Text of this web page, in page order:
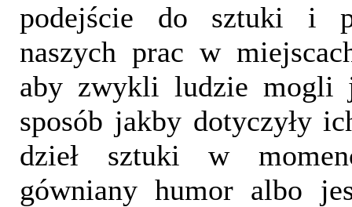
podejście do sztuki i
naszych prac w
aby zwykli ludzie mogli
sposób jakby dotyczyły
dzieł sztuki w
gówniany humor albo